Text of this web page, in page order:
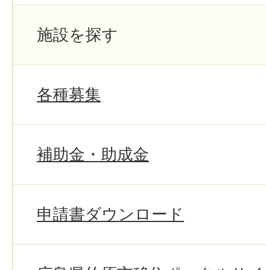
施設を探す
各種募集
補助金・助成金
申請書ダウンロード